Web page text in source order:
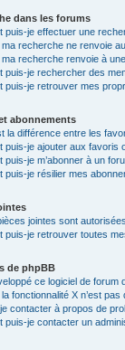
dans les forums
puis-je effectuer une
ma recherche ne renvoie
ma recherche renvoie à
puis-je rechercher des
puis-je retrouver mes
abonnements
la différence entre les
puis-je ajouter aux favoris
puis-je m’abonner à un
puis-je résilier mes
jointes sont
puis-je retrouver toutes
de phpBB
ce logiciel de forum
fonctionnalité X n’est pas
contacter à propos de
puis-je contacter un